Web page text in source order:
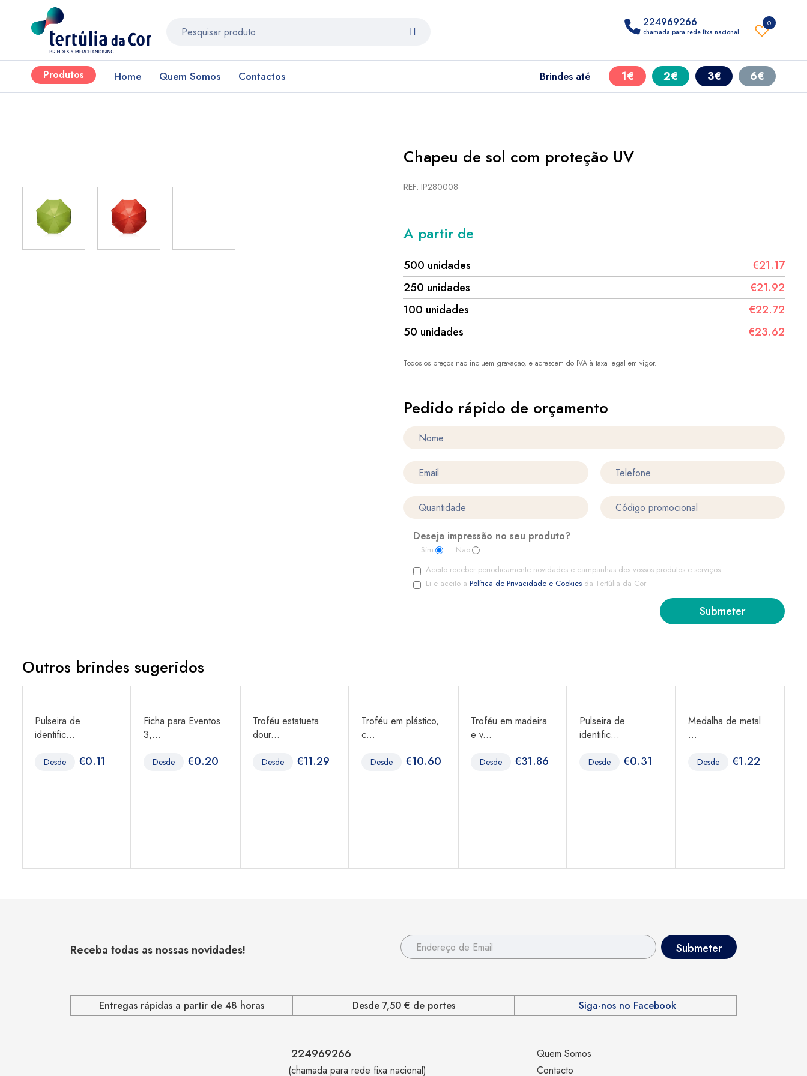
0
224969266
chamada para rede fixa nacional
Produtos Home Quem Somos Contactos Brindes até 1€ 2€ 3€ 6€
Chapeu de sol com proteção UV
REF: IP280008
A partir de
500 unidades
€21.17
250 unidades
€21.92
100 unidades
€22.72
50 unidades
€23.62
Todos os preços não incluem gravação, e acrescem do IVA à taxa legal em vigor.
Pedido rápido de orçamento
Deseja impressão no seu produto?
Sim
Não
Aceito receber periodicamente novidades e campanhas dos vossos produtos e serviços.
Li e aceito a Política de Privacidade e Cookies da Tertúlia da Cor
Outros brindes sugeridos
Pulseira de
identific...
Desde €0.11
Ficha para Eventos
3,...
Desde €0.20
Troféu estatueta
dour...
Desde €11.29
Troféu em plástico,
c...
Desde €10.60
Troféu em madeira
e v...
Desde €31.86
Pulseira de
identific...
Desde €0.31
Medalha de metal
...
Desde €1.22
Receba todas as nossas novidades!
Entregas rápidas a partir de 48 horas Desde 7,50 € de portes Siga-nos no Facebook
224969266
(chamada para rede fixa nacional)
Quem Somos
Contacto